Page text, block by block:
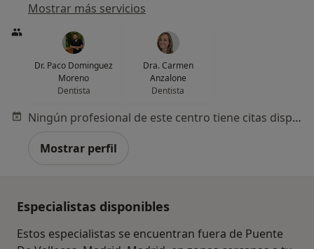
Mostrar más servicios
Dr. Paco Dominguez
Moreno
Dentista
Dra. Carmen
Anzalone
Dentista
Ningún profesional de este centro tiene citas disponibles
Mostrar perfil
Especialistas disponibles
Estos especialistas se encuentran fuera de Puente